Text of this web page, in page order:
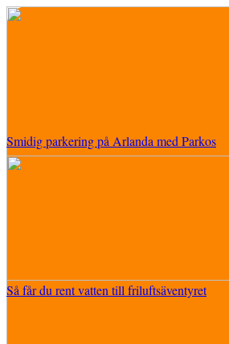
Smidig parkering på Arlanda med Parkos
Så får du rent vatten till friluftsäventyret